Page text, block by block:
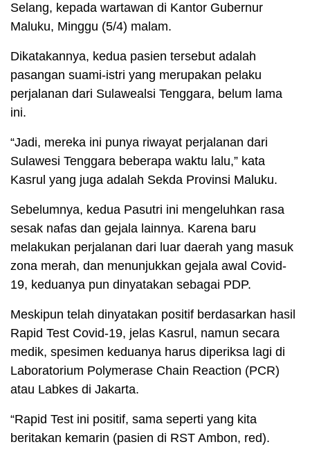
Selang, kepada wartawan di Kantor Gubernur
Maluku, Minggu (5/4) malam.
Dikatakannya, kedua pasien tersebut adalah
pasangan suami-istri yang merupakan pelaku
perjalanan dari Sulawealsi Tenggara, belum lama
ini.
“Jadi, mereka ini punya riwayat perjalanan dari
Sulawesi Tenggara beberapa waktu lalu,” kata
Kasrul yang juga adalah Sekda Provinsi Maluku.
Sebelumnya, kedua Pasutri ini mengeluhkan rasa
sesak nafas dan gejala lainnya. Karena baru
melakukan perjalanan dari luar daerah yang masuk
zona merah, dan menunjukkan gejala awal Covid-
19, keduanya pun dinyatakan sebagai PDP.
Meskipun telah dinyatakan positif berdasarkan hasil
Rapid Test Covid-19, jelas Kasrul, namun secara
medik, spesimen keduanya harus diperiksa lagi di
Laboratorium Polymerase Chain Reaction (PCR)
atau Labkes di Jakarta.
“Rapid Test ini positif, sama seperti yang kita
beritakan kemarin (pasien di RST Ambon, red).